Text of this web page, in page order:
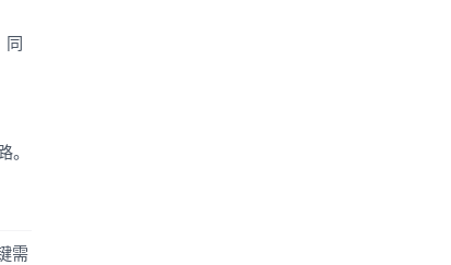
同
需